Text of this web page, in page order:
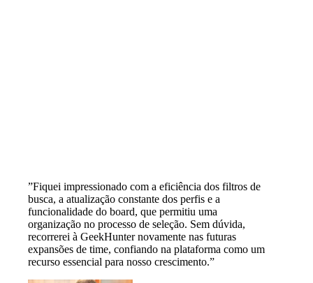
”Fiquei impressionado com a eficiência dos filtros de
busca, a atualização constante dos perfis e a
funcionalidade do board, que permitiu uma
organização no processo de seleção. Sem dúvida,
recorrerei à GeekHunter novamente nas futuras
expansões de time, confiando na plataforma como um
recurso essencial para nosso crescimento.”